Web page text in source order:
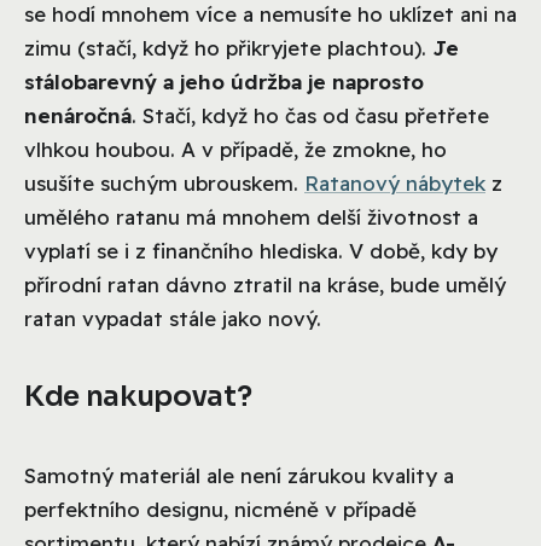
se hodí mnohem více a nemusíte ho uklízet ani na
zimu (stačí, když ho přikryjete plachtou). Je
stálobarevný a jeho údržba je naprosto
nenáročná. Stačí, když ho čas od času přetřete
vlhkou houbou. A v případě, že zmokne, ho
usušíte suchým ubrouskem. Ratanový nábytek z
umělého ratanu má mnohem delší životnost a
vyplatí se i z finančního hlediska. V době, kdy by
přírodní ratan dávno ztratil na kráse, bude umělý
ratan vypadat stále jako nový.
Kde nakupovat?
Samotný materiál ale není zárukou kvality a
perfektního designu, nicméně v případě